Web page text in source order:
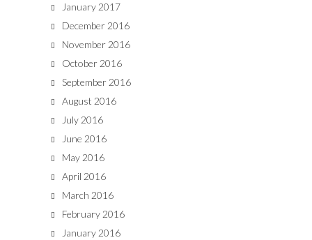
January 2017
December 2016
November 2016
October 2016
September 2016
August 2016
July 2016
June 2016
May 2016
April 2016
March 2016
February 2016
January 2016